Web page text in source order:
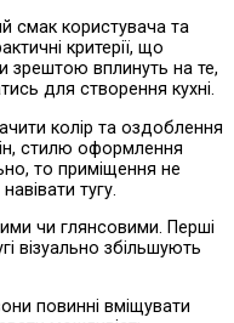
смак користувача та
критерії, що
зрештою вплинуть на те,
для створення кухні.
колір та оздоблення
стилю оформлення
то приміщення не
тугу.
чи глянсовими. Перші
візуально збільшують
повинні вміщувати